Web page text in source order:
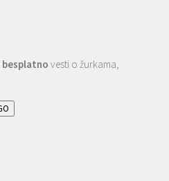
besplatno vesti o žurkama,